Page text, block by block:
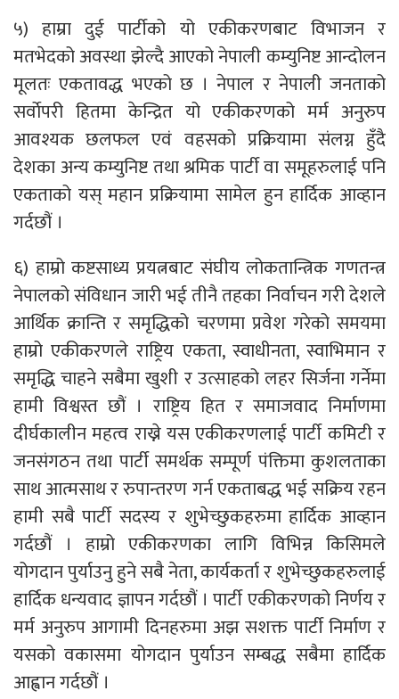
५) हाम्रा दुई पार्टीको यो एकीकरणबाट विभाजन र
मतभेदको अवस्था झेल्दै आएको नेपाली कम्युनिष्ट आन्दोलन
मूलतः एकतावद्ध भएको छ । नेपाल र नेपाली जनताको
सर्वाेपरी हितमा केन्द्रित यो एकीकरणको मर्म अनुरुप
आवश्यक छलफल एवं वहसको प्रक्रियामा संलग्न हुँदै
देशका अन्य कम्युनिष्ट तथा श्रमिक पार्टी वा समूहरुलाई पनि
एकताको यस् महान प्रक्रियामा सामेल हुन हार्दिक आव्हान
गर्दछौं ।
६) हाम्रो कष्टसाध्य प्रयत्नबाट संघीय लोकतान्त्रिक गणतन्त्र
नेपालको संविधान जारी भई तीनै तहका निर्वाचन गरी देशले
आर्थिक क्रान्ति र समृद्धिको चरणमा प्रवेश गरेको समयमा
हाम्रो एकीकरणले राष्ट्रिय एकता, स्वाधीनता, स्वाभिमान र
समृद्धि चाहने सबैमा खुशी र उत्साहको लहर सिर्जना गर्नेमा
हामी विश्वस्त छौं । राष्ट्रिय हित र समाजवाद निर्माणमा
दीर्घकालीन महत्व राख्ने यस एकीकरणलाई पार्टी कमिटी र
जनसंगठन तथा पार्टी समर्थक सम्पूर्ण पंक्तिमा कुशलताका
साथ आत्मसाथ र रुपान्तरण गर्न एकताबद्ध भई सक्रिय रहन
हामी सबै पार्टी सदस्य र शुभेच्छुकहरुमा हार्दिक आव्हान
गर्दछौं । हाम्रो एकीकरणका लागि विभिन्न किसिमले
योगदान पुर्याउनु हुने सबै नेता, कार्यकर्ता र शुभेच्छुकहरुलाई
हार्दिक धन्यवाद ज्ञापन गर्दछौं । पार्टी एकीकरणको निर्णय र
मर्म अनुरुप आगामी दिनहरुमा अझ सशक्त पार्टी निर्माण र
यसको वकासमा योगदान पुर्याउन सम्बद्ध सबैमा हार्दिक
आह्वान गर्दछौं ।